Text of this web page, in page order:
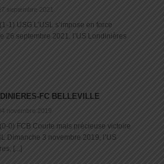
septembre 2021
1) USG L’USL s’impose en force
26 septembre 2021, l’US Londinières
FC BELLEVILLE
novembre 2019
0) FCB Courte mais précieuse victoire
Dimanche 3 novembre 2019, l’US
[...]